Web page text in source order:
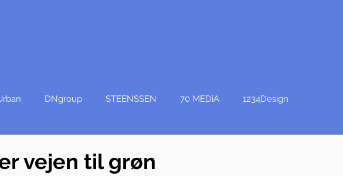
DNgroup STEENSSEN 70 MEDiA 1234Design
vejen til grøn